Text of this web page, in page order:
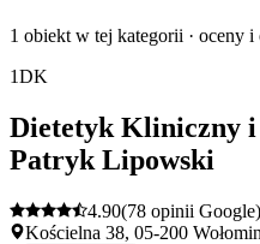
1 obiekt w tej kategorii · oceny
1DK
Dietetyk Kliniczny i
Patryk Lipowski
4.90(78 opinii Google)
Kościelna 38, 05-200 Wołomin